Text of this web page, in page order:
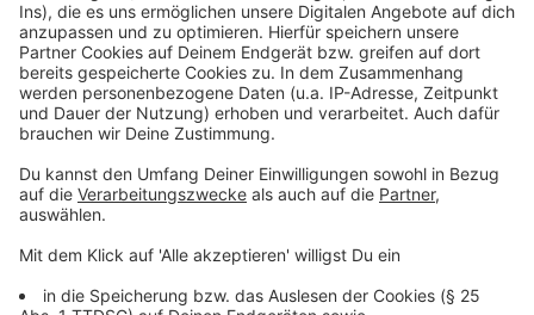
Anzeige
So verlockend das Szenario für manche klingen mag -
Narciandi dämpft die Erwartungen: „Zum jetzigen
sich auf die NRW-Landtagswahl im April 2027 vor. Ein
Wechsel nach Berlin würde der CDU in NRW ihr
wichtigstes Zugpferd nehmen. Zudem wäre der
entweder freiwillig zurücktreten, es müsste ein